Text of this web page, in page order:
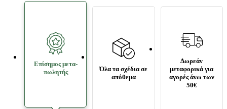
Επίσημος μετα­
πωλητής
Όλα τα σχέδια σε
απόθεμα
Δωρεάν
μεταφορικά για
αγορές άνω των
50€